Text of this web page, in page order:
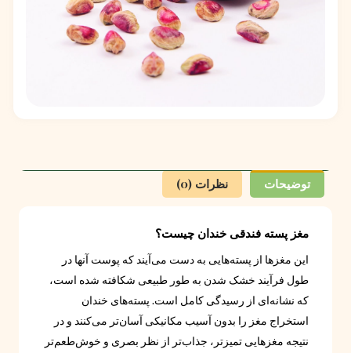
توضیحات نظرات (0)
مغز پسته فندقی خندان چیست؟
این مغزها از پسته‌هایی به دست می‌آیند که پوست آنها در
طول فرآیند خشک شدن به طور طبیعی شکافته شده است،
که نشانه‌ای از رسیدگی کامل است. پسته‌های خندان
استخراج مغز را بدون آسیب مکانیکی آسان‌تر می‌کنند و در
نتیجه مغزهایی تمیزتر، جذاب‌تر از نظر بصری و خوش‌طعم‌تر